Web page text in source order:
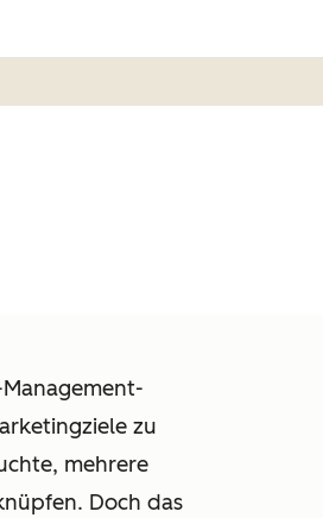
zu
mehrere
Doch das